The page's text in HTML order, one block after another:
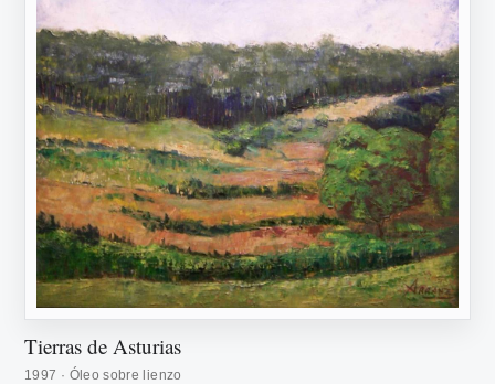
Tierras de Asturias
1997 · Óleo sobre lienzo